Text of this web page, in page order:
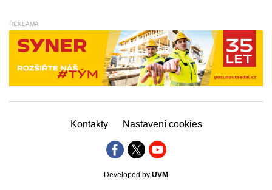
REKLAMA
Kontakty Nastavení cookies
Developed by UVM